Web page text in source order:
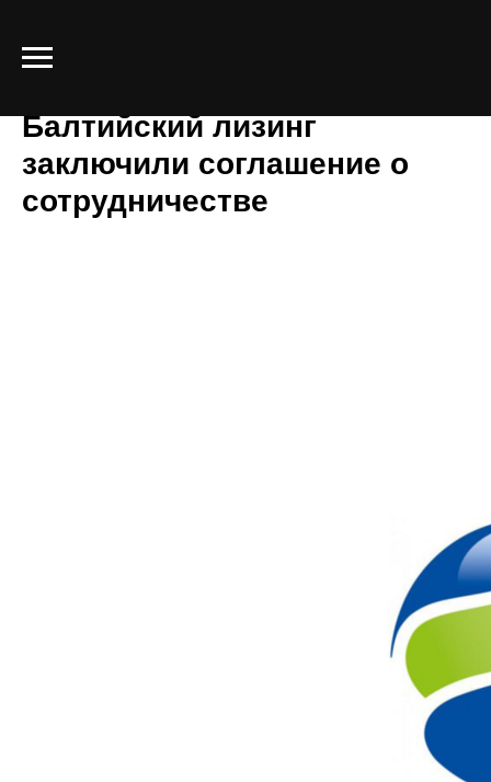
Балтийский лизинг
заключили соглашение о
сотрудничестве